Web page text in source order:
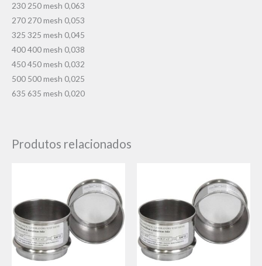
230 250 mesh 0,063
270 270 mesh 0,053
325 325 mesh 0,045
400 400 mesh 0,038
450 450 mesh 0,032
500 500 mesh 0,025
635 635 mesh 0,020
Produtos relacionados